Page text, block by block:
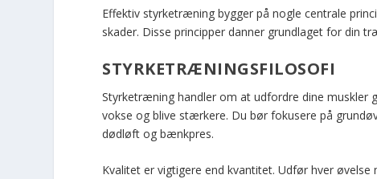
Effektiv styrketræning bygger på nogle centrale
skader. Disse principper danner grundlaget for din
STYRKETRÆNINGSFILOSOFI
Styrketræning handler om at udfordre dine muskler
vokse og blive stærkere. Du bør fokusere på
dødløft og bænkpres.
Kvalitet er vigtigere end kvantitet. Udfør hver